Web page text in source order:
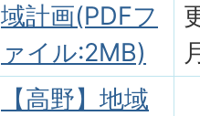
域計画(PDFフ
ァイル:2MB)
【高野】地域